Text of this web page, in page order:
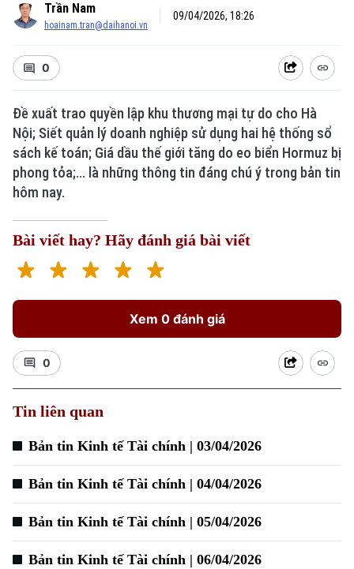
Trần Nam
hoainam.tran@daihanoi.vn
09/04/2026, 18:26
0
Đề xuất trao quyền lập khu thương mại tự do cho Hà
Nội; Siết quản lý doanh nghiệp sử dụng hai hệ thống sổ
sách kế toán; Giá dầu thế giới tăng do eo biển Hormuz bị
phong tỏa;... là những thông tin đáng chú ý trong bản tin
hôm nay.
Bài viết hay? Hãy đánh giá bài viết
Xem 0 đánh giá
0
Tin liên quan
Bản tin Kinh tế Tài chính | 03/04/2026
Bản tin Kinh tế Tài chính | 04/04/2026
Bản tin Kinh tế Tài chính | 05/04/2026
Bản tin Kinh tế Tài chính | 06/04/2026